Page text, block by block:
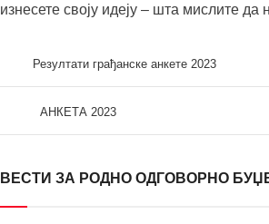
изнесете своју идеју – шта мислите да
Резултати грађанске анкете 2023
АНКЕТА 2023
ВЕСТИ ЗА РОДНО ОДГОВОРНО